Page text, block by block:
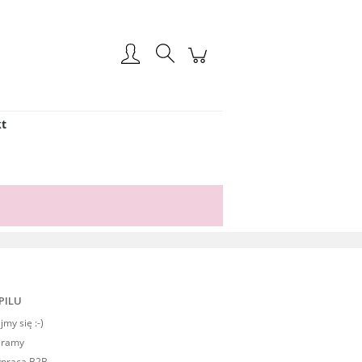
się :-)